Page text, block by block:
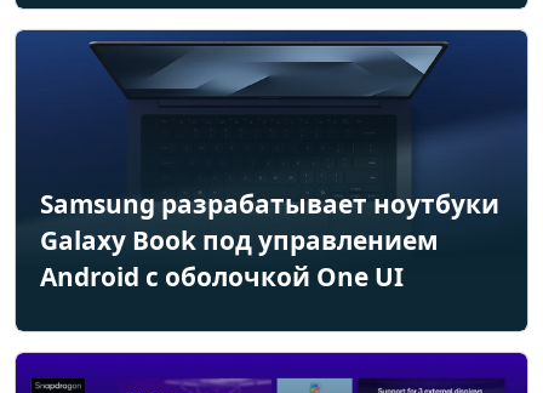
Samsung разрабатывает ноутбуки
Galaxy Book под управлением
Android с оболочкой One UI